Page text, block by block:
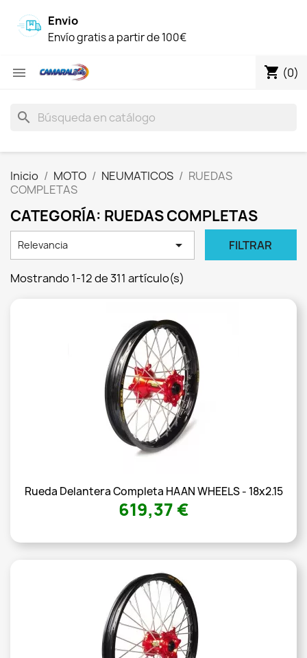
Envio
Envío gratis a partir de 100€
 shopping_cart (0)
search
Inicio MOTO NEUMATICOS
RUEDAS
COMPLETAS
CATEGORÍA: RUEDAS COMPLETAS
Relevancia  FILTRAR
Mostrando 1-12 de 311 artículo(s)
Rueda Delantera Completa HAAN WHEELS - 18x2.15
619,37 €